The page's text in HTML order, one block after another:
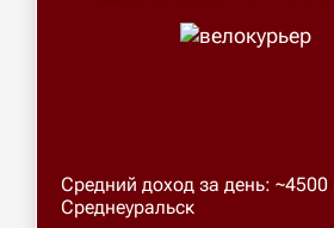
Средний доход за день: ~4500
Среднеуральск